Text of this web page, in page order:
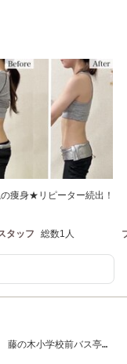
痩身★リピーター続出！
タッフ 総数1人
の木小学校前バス亭か